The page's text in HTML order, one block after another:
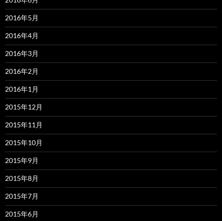
2016年5月
2016年4月
2016年3月
2016年2月
2016年1月
2015年12月
2015年11月
2015年10月
2015年9月
2015年8月
2015年7月
2015年6月